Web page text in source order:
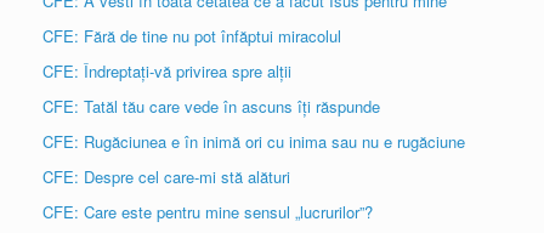
CFE: Fără de tine nu pot înfăptui miracolul
CFE: Îndreptați-vă privirea spre alții
CFE: Tatăl tău care vede în ascuns îți răspunde
CFE: Rugăciunea e în inimă ori cu inima sau nu e rugăciune
CFE: Despre cel care-mi stă alături
CFE: Care este pentru mine sensul „lucrurilor”?